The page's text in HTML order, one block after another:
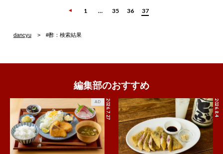
1 … 35 36 37
dancyu #酢：検索結果
編集部のおすすめ
2026.7.27
AD 2026.8.4